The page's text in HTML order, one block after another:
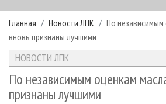
РУБРИКИ И ТЕМЫ
РУБРИКИ ЖУРНАЛА
ЛЕСОЗАГОТОВКА
ЛЕСОПИЛЕНИЕ
НОВОСТИ
НОВОСТИ ЛПК
НОВОСТИ ЖУРНАЛА
ПРОЕКТЫ ЛПИ
АНАЛИТИКА
ПРЕДПРИЯТИЯ ЛПК
АРХИВ ЖУРНАЛОВ
О ЖУРНАЛЕ
Главная Новости ЛПК
По
вновь признаны лучшими
НОВОСТИ ЛПК
По независимым оценкам
признаны лучшими